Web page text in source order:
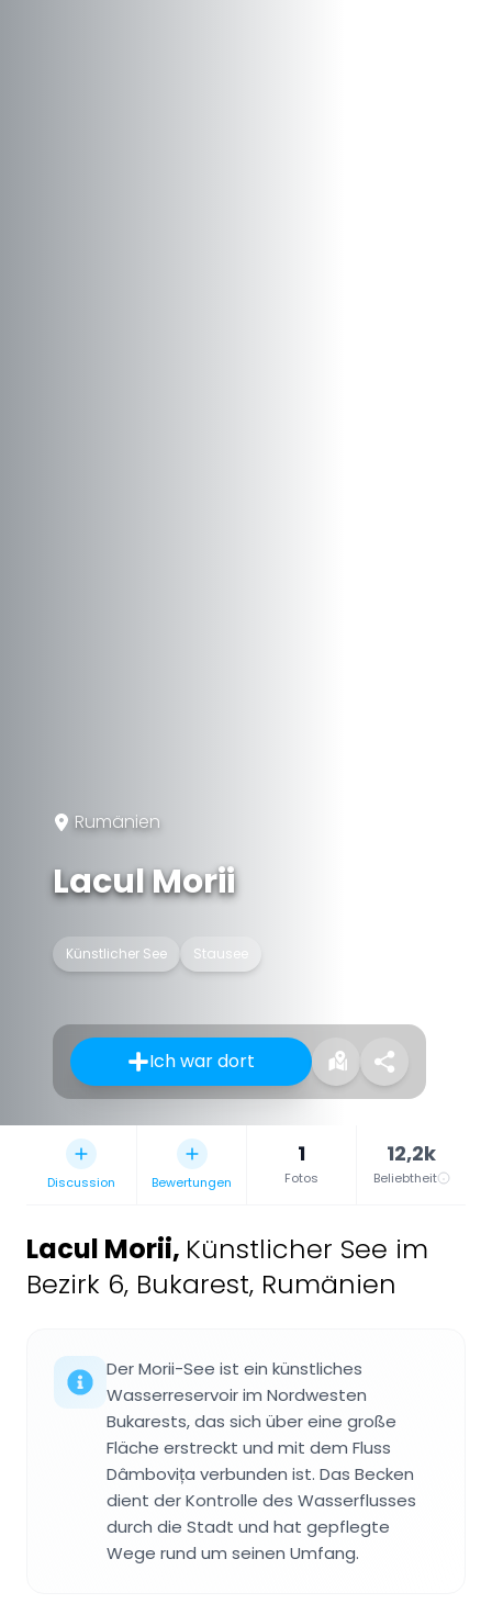
Rumänien
Lacul Morii
Künstlicher See Stausee
Ich war dort
Discussion Bewertungen
1
Fotos
12,2k
Beliebtheit
Lacul Morii, Künstlicher See im
Bezirk 6, Bukarest, Rumänien
Der Morii-See ist ein künstliches
Wasserreservoir im Nordwesten
Bukarests, das sich über eine große
Fläche erstreckt und mit dem Fluss
Dâmbovița verbunden ist. Das Becken
dient der Kontrolle des Wasserflusses
durch die Stadt und hat gepflegte
Wege rund um seinen Umfang.